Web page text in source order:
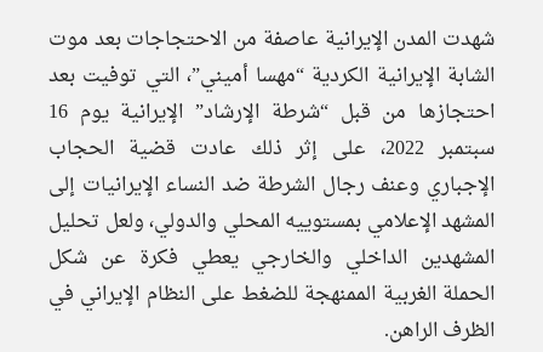
شهدت المدن الإيرانية عاصفة من الاحتجاجات بعد موت
الشابة الإيرانية الكردية “مهسا أميني”، التي توفيت بعد
احتجازها من قبل “شرطة الإرشاد” الإيرانية يوم 16
سبتمبر 2022، على إثر ذلك عادت قضية الحجاب
الإجباري وعنف رجال الشرطة ضد النساء الإيرانيات إلى
المشهد الإعلامي بمستوييه المحلي والدولي، ولعل تحليل
المشهدين الداخلي والخارجي يعطي فكرة عن شكل
الحملة الغربية الممنهجة للضغط على النظام الإيراني في
الظرف الراهن.